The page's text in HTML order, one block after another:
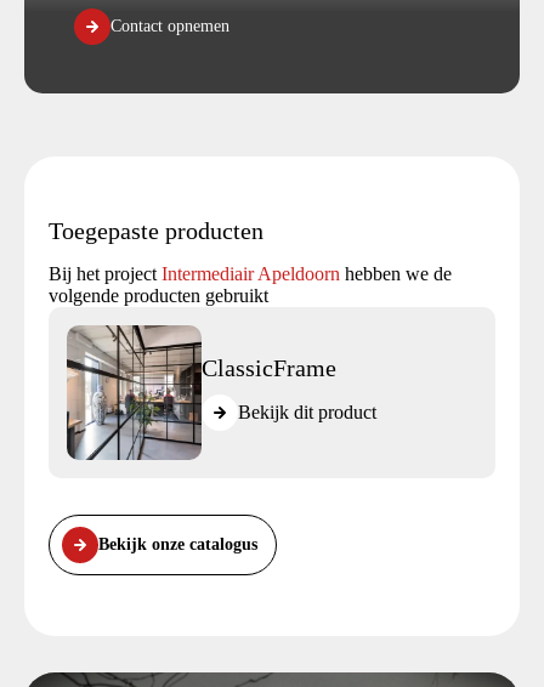
Contact opnemen
Toegepaste producten
Bij het projectIntermediair Apeldoorn hebben we de
volgende producten gebruikt
ClassicFrame
Bekijk dit product
Bekijk onze catalogus